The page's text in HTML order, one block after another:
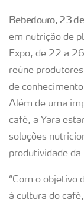
Bebedouro, 23
em nutrição de
Expo, de 22 a
reúne
de
Além de uma
café, a Yara
soluções
produtividade da
“Com o objetivo
à cultura do